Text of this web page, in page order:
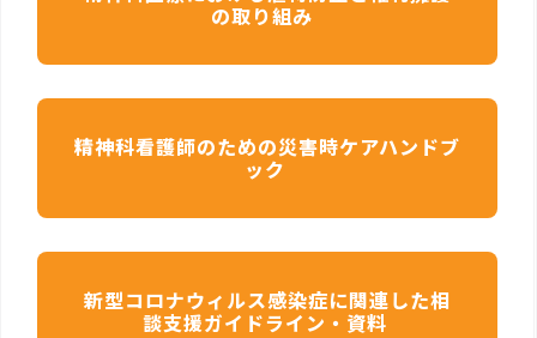
の取り組み
精神科看護師のための災害時ケアハンドブ
ック
新型コロナウィルス感染症に関連した相
談支援ガイドライン・資料